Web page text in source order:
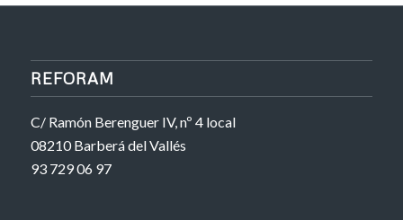
REFORAM
C/ Ramón Berenguer IV, nº 4 local
08210 Barberá del Vallés
93 729 06 97